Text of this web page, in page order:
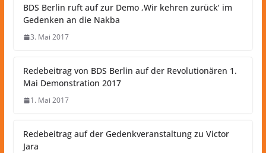
BDS Berlin ruft auf zur Demo ‚Wir kehren zurück‘ im
Gedenken an die Nakba
3. Mai 2017
Redebeitrag von BDS Berlin auf der Revolutionären 1.
Mai Demonstration 2017
1. Mai 2017
Redebeitrag auf der Gedenkveranstaltung zu Victor
Jara